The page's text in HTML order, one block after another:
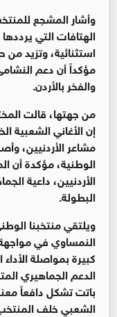
وأشار المشجع
الهتافات التي
استثنائية، وتزيد
مؤكداً أن دعم
والفخر بالأردن.
من جهتها، قالت
إن الأغاني
مشاعر الأردنيين،
الوطنية، مؤكدة أن
الأردنيين، داعية
البطولة.
ويلتقي منتخبنا
النمساوي في
كبيرة بمواصلة
الدعم الجماهيري
باتت تشكل دافعاً
الشعبي خلف